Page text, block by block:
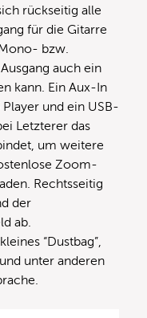
rückseitig alle
für die Gitarre
bzw.
auch ein
kann. Ein Aux-In
und ein USB-
Letzterer das
um weitere
Zoom-
Rechtsseitig
der
ab.
“Dustbag”,
unter anderen